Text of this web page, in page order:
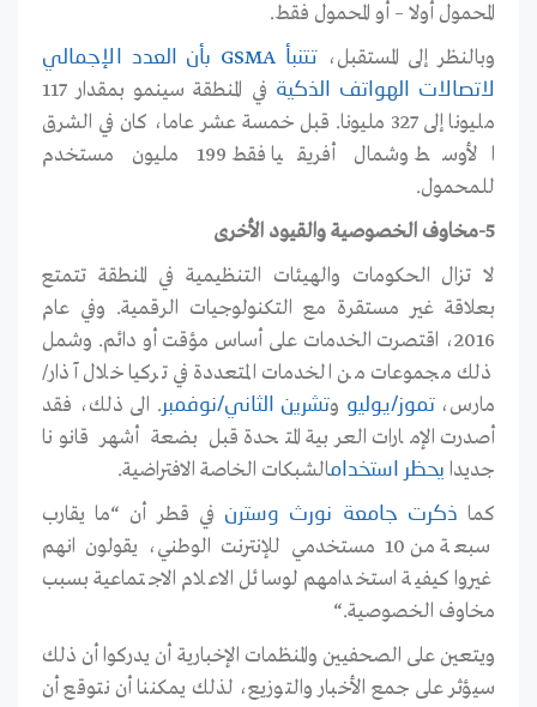
المحمول أولا – أو المحمول فقط.
وبالنظر إلى المستقبل،تتنبأ GSMA بأن العدد الإجمالي
لاتصالات الهواتف الذكية
في المنطقة سينمو بمقدار 117
مليونا إلى 327 مليونا. قبل خمسة عشر عاما، كان في الشرق
الأوسط وشمال أفريقيا فقط 199 مليون مستخدم
للمحمول.
5-مخاوف الخصوصية والقيود الأخرى
لا تزال الحكومات والهيئات التنظيمية في المنطقة تتمتع
بعلاقة غير مستقرة مع التكنولوجيات الرقمية. وفي عام
2016، اقتصرت الخدمات على أساس مؤقت أو دائم. وشمل
ذلك مجموعات من الخدمات المتعددة في تركيا خلال آذار/
مارس،تموز/يوليو وتشرين الثاني/نوفمبر. الى ذلك، فقد
أصدرت الإمارات العربية المتحدة قبل بضعة أشهر قانونا
جديدا يحظر استخدامالشبكات الخاصة الافتراضية.
كما ذكرت جامعة نورث وسترن في قطر أن “ما يقارب
سبعة من 10 مستخدمي للإنترنت الوطني، يقولون انهم
غيروا كيفية استخدامهم لوسائل الاعلام الاجتماعية بسبب
مخاوف الخصوصية“.
ويتعين على الصحفيين والمنظمات الإخبارية أن يدركوا أن ذلك
سيؤثر على جمع الأخبار والتوزيع، لذلك يمكننا أن نتوقع أن